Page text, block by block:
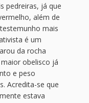
pedreiras, já que
além de
mais
é um
da rocha
obelisco já
e peso
Acredita-se que
estava